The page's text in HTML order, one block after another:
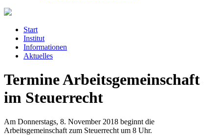
Start
Institut
Informationen
Aktuelles
Termine Arbeitsgemeinschaft
im Steuerrecht
Am Donnerstags, 8. November 2018 beginnt die
Arbeitsgemeinschaft zum Steuerrecht um 8 Uhr.